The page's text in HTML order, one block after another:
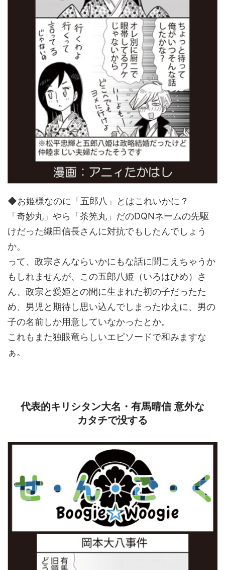
◆お姫様なのに「五郎八」とはこれいかに？
「奇妙丸」やら「茶筅丸」だのDQNネームの先駆
けだった織田信長さんに対抗でもしたんでしょう
か。
って、政宗さんならいかにもな話に聞こえちゃうか
もしれませんが、この五郎八姫（いろはひめ）さ
ん、政宗と愛姫との間に生まれた初の子だったた
め、男児と期待し思い込んでしまったゆえに、男の
子の名前しか用意していなかったとか。
これもまた独眼竜らしいエピソードで和みますな
ぁ。
代表的キリシタン大名・有馬晴信 意外な
カタチで没する